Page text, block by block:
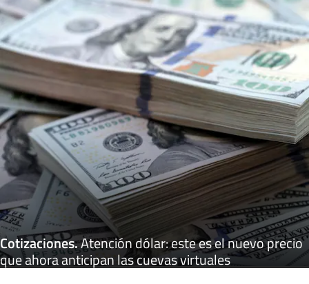
Cotizaciones.Atención dólar: este es el nuevo precio
que ahora anticipan las cuevas virtuales